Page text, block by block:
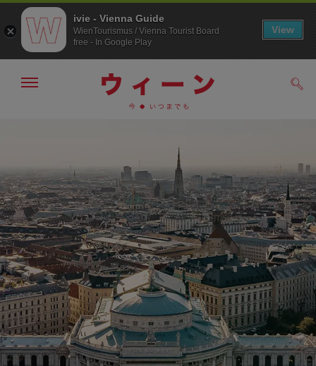
へ
ジ
の
ト
ッ
プ
へ
メ
非
表
示
ivie - Vienna Guide
WienTourismus / Vienna Tourist Board
free - In Google Play
View